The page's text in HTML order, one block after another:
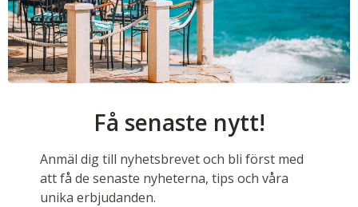
Få senaste nytt!
Anmäl dig till nyhetsbrevet och bli först med
att få de senaste nyheterna, tips och våra
unika erbjudanden.